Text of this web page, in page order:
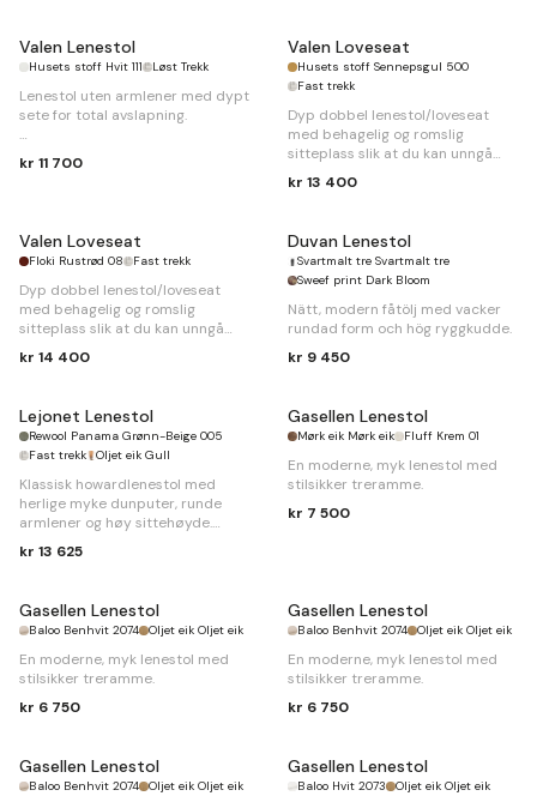
Valen Lenestol
Husets stoff Hvit 111 Løst Trekk
Lenestol uten armlener med dypt
sete for total avslapning.
kr 11 700
Valen Loveseat
Husets stoff Sennepsgul 500
Fast trekk
Dyp dobbel lenestol/loveseat
med behagelig og romslig
sitteplass slik at du kan unngå
kr 13 400
Valen Loveseat
Floki Rustrød 08 Fast trekk
Dyp dobbel lenestol/loveseat
med behagelig og romslig
sitteplass slik at du kan unngå
kr 14 400
Duvan Lenestol
Svartmalt tre Svartmalt tre
Sweef print Dark Bloom
Nätt, modern fåtölj med vacker
rundad form och hög ryggkudde.
kr 9 450
Lejonet Lenestol
Rewool Panama Grønn-Beige 005
Fast trekk
Oljet eik Gull
Klassisk howardlenestol med
herlige myke dunputer, runde
armlener og høy sittehøyde.
B80 xD105 x
kr 13 625
Gasellen Lenestol
Mørk eik Mørk eik Fluff Krem 01
En moderne, myk lenestol med
stilsikker treramme.
kr 7 500
Gasellen Lenestol
Baloo Benhvit 2074 Oljet eik Oljet eik
En moderne, myk lenestol med
stilsikker treramme.
kr 6 750
Gasellen Lenestol
Baloo Benhvit 2074 Oljet eik Oljet eik
En moderne, myk lenestol med
stilsikker treramme.
kr 6 750
Gasellen Lenestol
Baloo Benhvit 2074 Oljet eik Oljet eik
Gasellen Lenestol
Baloo Hvit 2073 Oljet eik Oljet eik